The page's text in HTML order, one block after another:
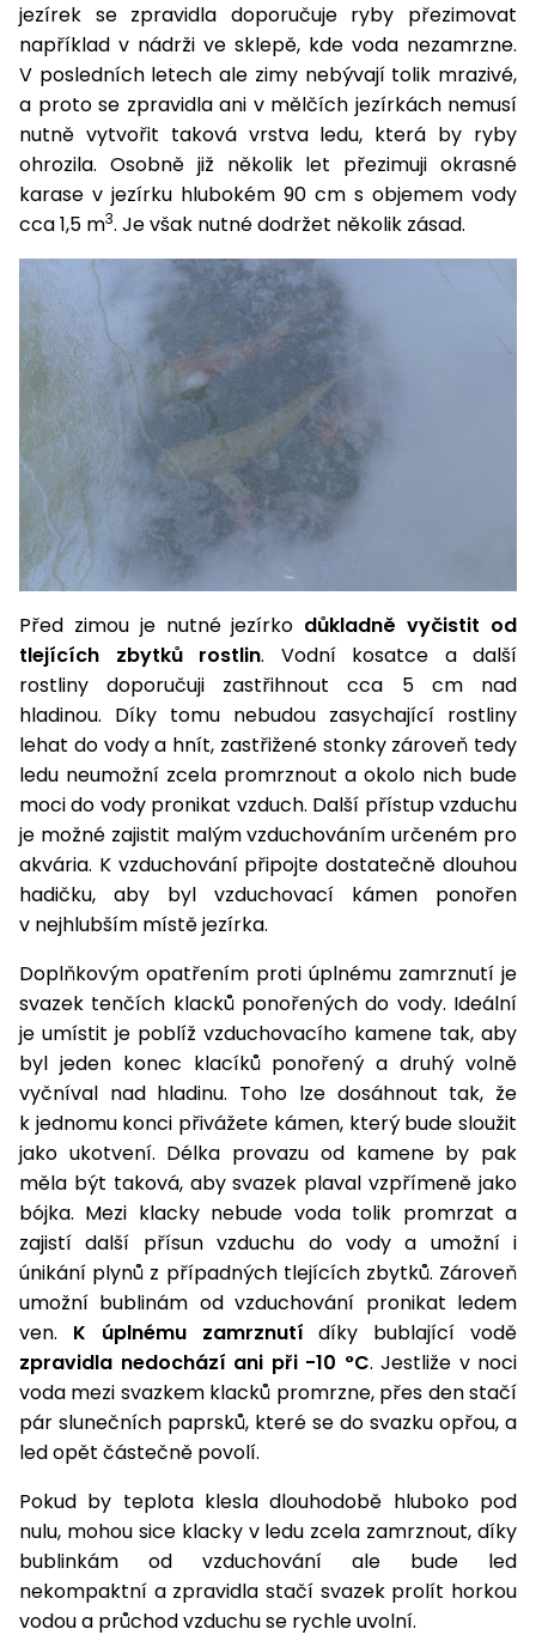
Příslušenství
k sekačkám
Náhradní
nože
Zahradní
válce
větví
Špalíkovače
Fukary,
vysavače
Vozíky
kolečka
Čerpadla
a
vodárny
Postřikovače
a rosiče
Vysokotlaké
čističe
Ruční
nářadí
Rozmetadla
a posypové
vozíky
Zametací
stroje
Sněhové
frézy
Sněhová
hrabla,
na led
Příslušenství
Písek
do
filtrace
Pytle,
konve
obrubníky
Stíníci
textilie
Příslušenství
Soustruhy
Bagry
Vibrační
pěchy
Transportéry,
stavební
stroje
Řezačky
betonu
a
asfaltu
Měřící
přístroje
Ventilátory,
klimatizace
Nabíječky
Příslušenství
Topidla
Navijáky
a kladky
Přilby
Doplňky
Akumulátory
do
filtrace
PROMINENT
jezírek se zpravidla doporučuje ryby přezimovat
například v nádrži ve sklepě, kde voda nezamrzne.
V posledních letech ale zimy nebývají tolik mrazivé,
a proto se zpravidla ani v mělčích jezírkách nemusí
nutně vytvořit taková vrstva ledu, která by ryby
ohrozila. Osobně již několik let přezimuji okrasné
karase v jezírku hlubokém 90 cm s objemem vody
cca 1,5 m3. Je však nutné dodržet několik zásad.
Před zimou je nutné jezírko důkladně vyčistit od
tlejících zbytků rostlin. Vodní kosatce a další
rostliny doporučuji zastřihnout cca 5 cm nad
hladinou. Díky tomu nebudou zasychající rostliny
lehat do vody a hnít, zastřižené stonky zároveň tedy
ledu neumožní zcela promrznout a okolo nich bude
moci do vody pronikat vzduch. Další přístup vzduchu
je možné zajistit malým vzduchováním určeném pro
akvária. K vzduchování připojte dostatečně dlouhou
hadičku, aby byl vzduchovací kámen ponořen
v nejhlubším místě jezírka.
Doplňkovým opatřením proti úplnému zamrznutí je
svazek tenčích klacků ponořených do vody. Ideální
je umístit je poblíž vzduchovacího kamene tak, aby
byl jeden konec klacíků ponořený a druhý volně
vyčníval nad hladinu. Toho lze dosáhnout tak, že
k jednomu konci přivážete kámen, který bude sloužit
jako ukotvení. Délka provazu od kamene by pak
měla být taková, aby svazek plaval vzpřímeně jako
bójka. Mezi klacky nebude voda tolik promrzat a
zajistí další přísun vzduchu do vody a umožní i
únikání plynů z případných tlejících zbytků. Zároveň
umožní bublinám od vzduchování pronikat ledem
ven. K úplnému zamrznutí díky bublající vodě
zpravidla nedochází ani při -10 °C. Jestliže v noci
voda mezi svazkem klacků promrzne, přes den stačí
pár slunečních paprsků, které se do svazku opřou, a
led opět částečně povolí.
Pokud by teplota klesla dlouhodobě hluboko pod
nulu, mohou sice klacky v ledu zcela zamrznout, díky
bublinkám od vzduchování ale bude led
nekompaktní a zpravidla stačí svazek prolít horkou
vodou a průchod vzduchu se rychle uvolní.